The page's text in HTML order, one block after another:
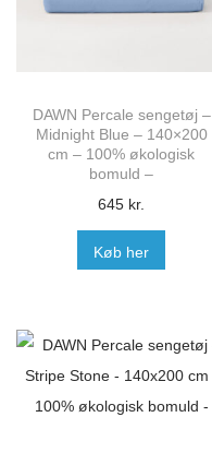
DAWN Percale sengetøj –
Midnight Blue – 140×200
cm – 100% økologisk
bomuld –
645 kr.
Køb her